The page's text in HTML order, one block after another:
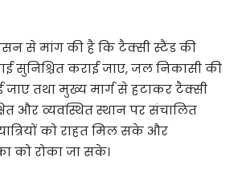
से मांग की है कि टैक्सी स्टैंड की
सुनिश्चित कराई जाए, जल निकासी की
जाए तथा मुख्य मार्ग से हटाकर टैक्सी
और व्यवस्थित स्थान पर संचालित
को राहत मिल सके और
को रोका जा सके।